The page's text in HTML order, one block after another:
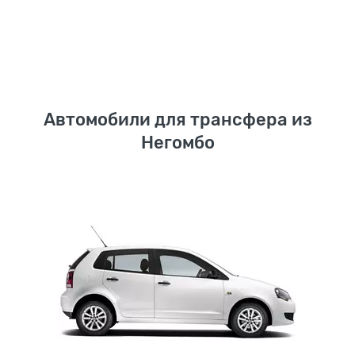
Автомобили для трансфера из
Негомбо